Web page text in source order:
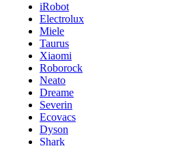
iRobot
Electrolux
Miele
Taurus
Xiaomi
Roborock
Neato
Dreame
Severin
Ecovacs
Dyson
Shark